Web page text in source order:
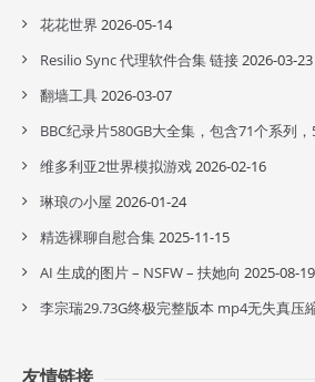
花花世界 2026-05-14
Resilio Sync 代理软件合集 链接2026-03-23
翻墙工具2026-03-07
BBC纪录片580GB大全集，包含71个系列
维多利亚2世界模拟游戏2026-02-16
琳琅の小屋 2026-01-24
精选裸聊自慰合集2025-11-15
AI 生成的图片 – NSFW – 扶她向 2025-08-19
李宗瑞29.73G终极完整版本 mp4无失真压
友情链接